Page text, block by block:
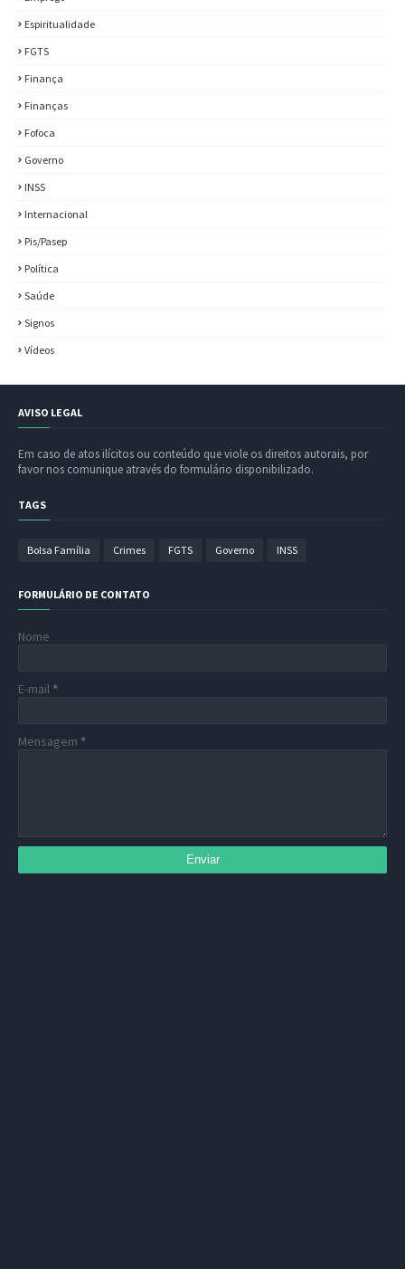
Espiritualidade
FGTS
Finança
Finanças
Fofoca
Governo
INSS
Internacional
Pis/Pasep
Política
Saúde
Signos
Vídeos
AVISO LEGAL
Em caso de atos ilícitos ou conteúdo que viole os direitos autorais, por
favor nos comunique através do formulário disponibilizado.
TAGS
Bolsa Família Crimes FGTS Governo INSS
FORMULÁRIO DE CONTATO
Nome
E-mail *
Mensagem *